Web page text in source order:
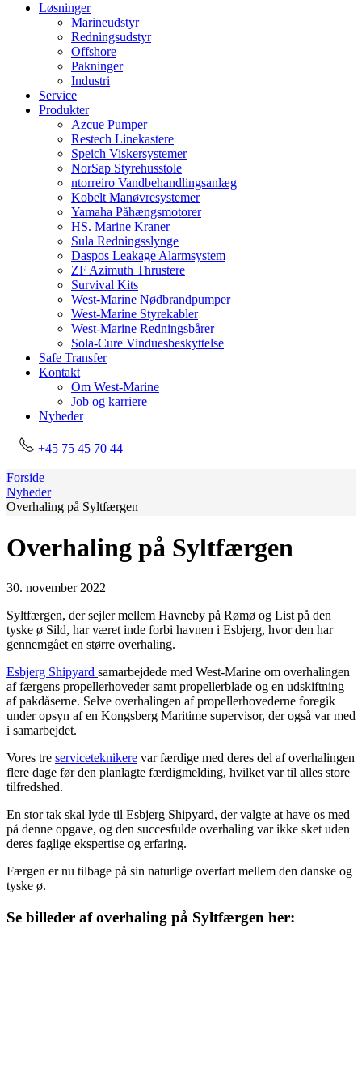
Løsninger
Marineudstyr
Redningsudstyr
Offshore
Pakninger
Industri
Service
Produkter
Azcue Pumper
Restech Linekastere
Speich Viskersystemer
NorSap Styrehusstole
ntorreiro Vandbehandlingsanlæg
Kobelt Manøvresystemer
Yamaha Påhængsmotorer
HS. Marine Kraner
Sula Redningsslynge
Daspos Leakage Alarmsystem
ZF Azimuth Thrustere
Survival Kits
West-Marine Nødbrandpumper
West-Marine Styrekabler
West-Marine Redningsbårer
Sola-Cure Vinduesbeskyttelse
Safe Transfer
Kontakt
Om West-Marine
Job og karriere
Nyheder
+45 75 45 70 44
Forside
Nyheder
Overhaling på Syltfærgen
Overhaling på Syltfærgen
30. november 2022
Syltfærgen, der sejler mellem Havneby på Rømø og List på den
tyske ø Sild, har været inde forbi havnen i Esbjerg, hvor den har
gennemgået en større overhaling.
Esbjerg Shipyard samarbejdede med West-Marine om overhalingen
af færgens propellerhoveder samt propellerblade og en udskiftning
af pakdåserne. Selve overhalingen af propellerhovederne foregik
under opsyn af en Kongsberg Maritime supervisor, der også var med
i samarbejdet.
Vores tre serviceteknikere var færdige med deres del af overhalingen
flere dage før den planlagte færdigmelding, hvilket var til alles store
tilfredshed.
En stor tak skal lyde til Esbjerg Shipyard, der valgte at have os med
på denne opgave, og den succesfulde overhaling var ikke sket uden
deres faglige ekspertise og erfaring.
Færgen er nu tilbage på sin naturlige overfart mellem den danske og
tyske ø.
Se billeder af overhaling på Syltfærgen her: